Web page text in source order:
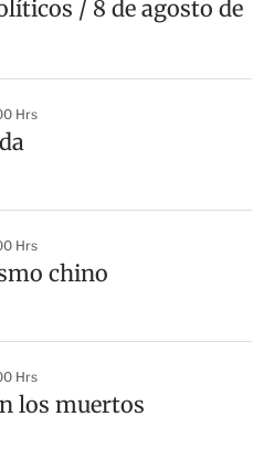
/ 8 de agosto de
Hrs
Hrs
chino
Hrs
los muertos